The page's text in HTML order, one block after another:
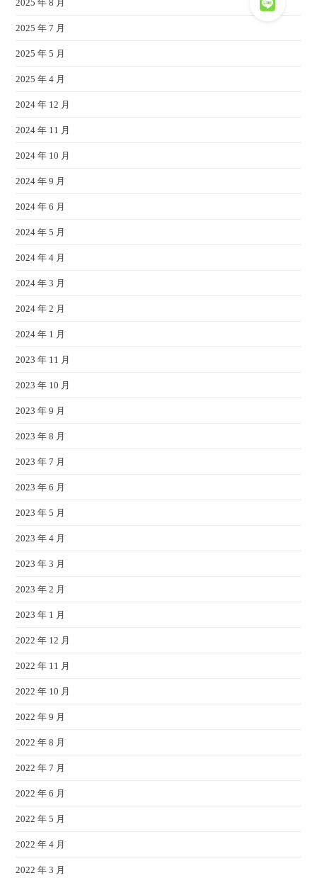
2025 年 8 月
2025 年 7 月
2025 年 5 月
2025 年 4 月
2024 年 12 月
2024 年 11 月
2024 年 10 月
2024 年 9 月
2024 年 6 月
2024 年 5 月
2024 年 4 月
2024 年 3 月
2024 年 2 月
2024 年 1 月
2023 年 11 月
2023 年 10 月
2023 年 9 月
2023 年 8 月
2023 年 7 月
2023 年 6 月
2023 年 5 月
2023 年 4 月
2023 年 3 月
2023 年 2 月
2023 年 1 月
2022 年 12 月
2022 年 11 月
2022 年 10 月
2022 年 9 月
2022 年 8 月
2022 年 7 月
2022 年 6 月
2022 年 5 月
2022 年 4 月
2022 年 3 月